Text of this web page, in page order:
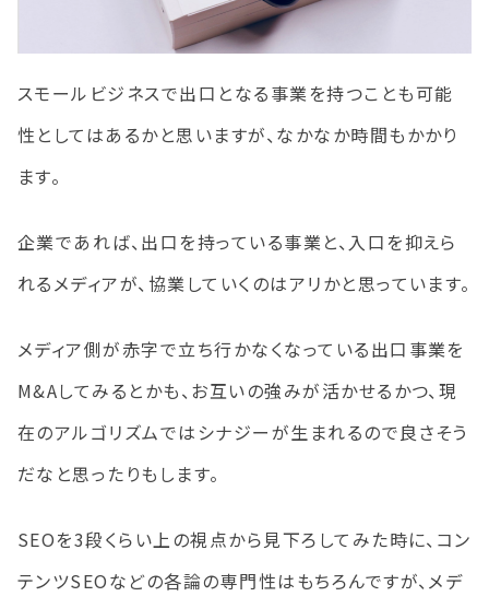
スモールビジネスで出口となる事業を持つことも可能
性としてはあるかと思いますが、なかなか時間もかかり
ます。
企業であれば、出口を持っている事業と、入口を抑えら
れるメディアが、協業していくのはアリかと思っています。
メディア側が赤字で立ち行かなくなっている出口事業を
M&Aしてみるとかも、お互いの強みが活かせるかつ、現
在のアルゴリズムではシナジーが生まれるので良さそう
だなと思ったりもします。
SEOを3段くらい上の視点から見下ろしてみた時に、コン
テンツSEOなどの各論の専門性はもちろんですが、メデ